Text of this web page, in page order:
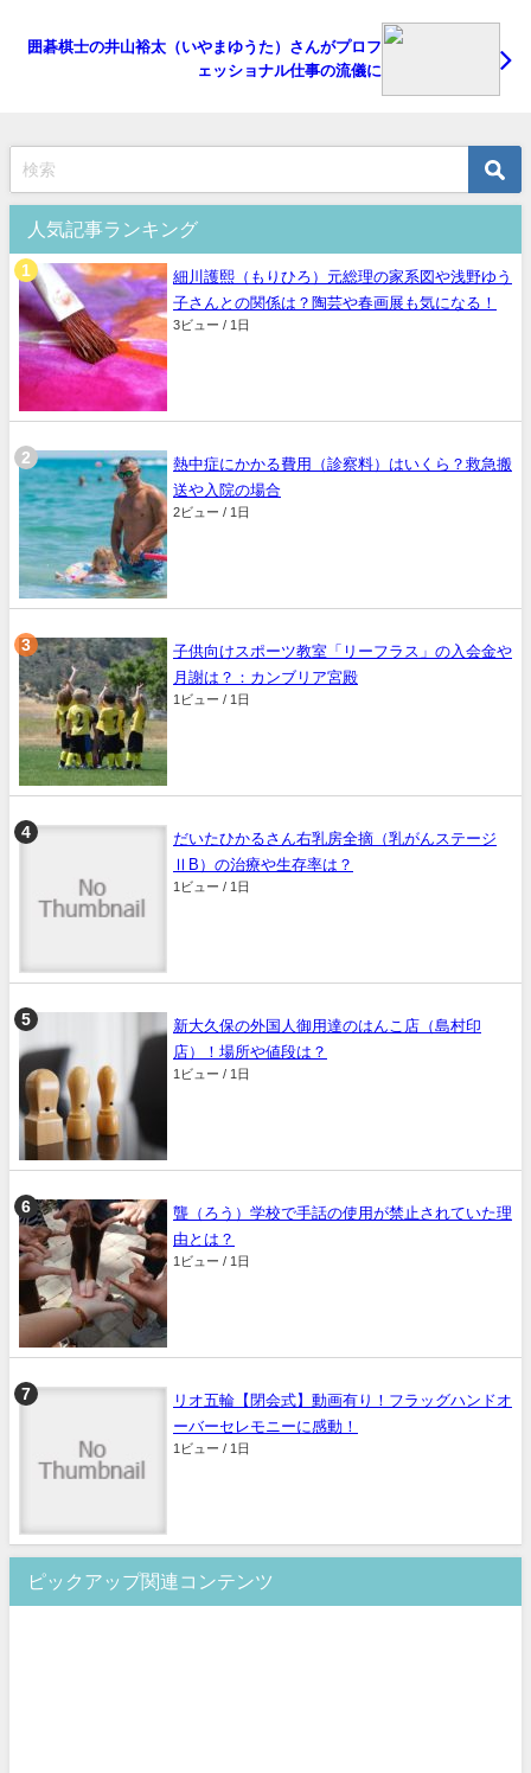
囲碁棋士の井山裕太（いやまゆうた）さんがプロフ
ェッショナル仕事の流儀に
人気記事ランキング
細川護熙（もりひろ）元総理の家系図や浅野ゆう
子さんとの関係は？陶芸や春画展も気になる！
3ビュー / 1日
熱中症にかかる費用（診察料）はいくら？救急搬
送や入院の場合
2ビュー / 1日
子供向けスポーツ教室「リーフラス」の入会金や
月謝は？：カンブリア宮殿
1ビュー / 1日
だいたひかるさん右乳房全摘（乳がんステージ
ⅡB）の治療や生存率は？
1ビュー / 1日
新大久保の外国人御用達のはんこ店（島村印
店）！場所や値段は？
1ビュー / 1日
聾（ろう）学校で手話の使用が禁止されていた理
由とは？
1ビュー / 1日
リオ五輪【閉会式】動画有り！フラッグハンドオ
ーバーセレモニーに感動！
1ビュー / 1日
ピックアップ関連コンテンツ